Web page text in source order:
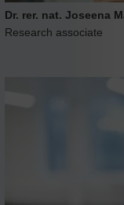
Dr. rer. nat. Joseena
Research associate